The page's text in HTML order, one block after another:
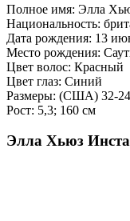
Полное имя: Элла
Национальность:
Дата рождения: 13
Место рождения:
Цвет волос: Красный
Цвет глаз: Синий
Размеры: (США) 32-
Рост: 5,3; 160 см
Элла Хьюз